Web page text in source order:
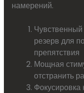
намерений.
Чувственный
резерв для
препятствия
Мощная
отстранить